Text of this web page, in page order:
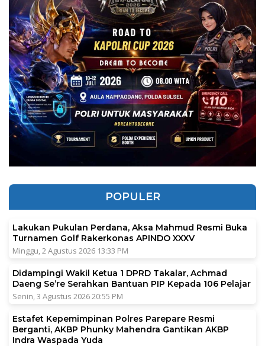
POPULER
Lakukan Pukulan Perdana, Aksa Mahmud Resmi Buka
Turnamen Golf Rakerkonas APINDO XXXV
Minggu, 2 Agustus 2026 13:33 PM
Didampingi Wakil Ketua 1 DPRD Takalar, Achmad
Daeng Se’re Serahkan Bantuan PIP Kepada 106 Pelajar
Senin, 3 Agustus 2026 20:55 PM
Estafet Kepemimpinan Polres Parepare Resmi
Berganti, AKBP Phunky Mahendra Gantikan AKBP
Indra Waspada Yuda